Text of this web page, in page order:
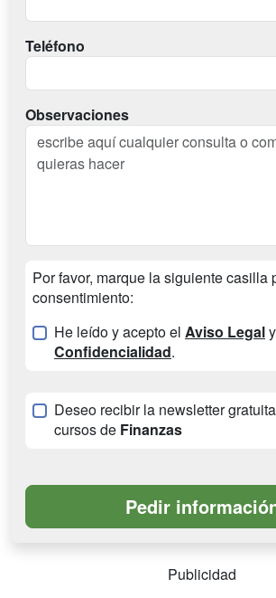
Teléfono
Observaciones
Por favor, marque la siguiente casilla
consentimiento:
He leído y acepto el Aviso Legal
Confidencialidad.
Deseo recibir la newsletter
cursos de Finanzas
Publicidad